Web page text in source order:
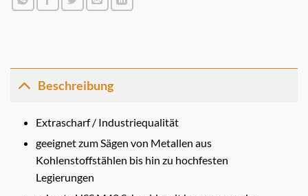
Beschreibung
Extrascharf / Industriequalität
geeignet zum Sägen von Metallen aus
Kohlenstoffstählen bis hin zu hochfesten
Legierungen